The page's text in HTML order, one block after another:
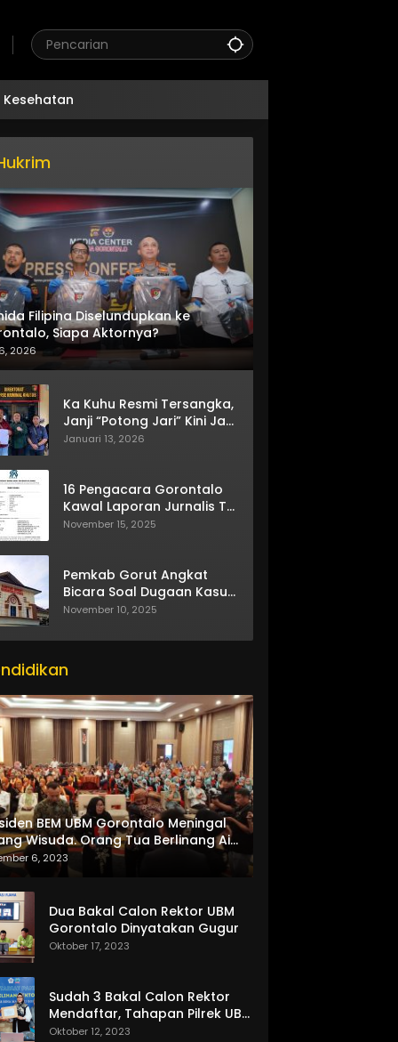
Kesehatan
Filipina Diselundupkan ke
Siapa Aktornya?
2026
Ka Kuhu Resmi Tersangka,
Janji “Potong Jari” Kini Jadi
Bumerang
Januari 13, 2026
16 Pengacara Gorontalo
Kawal Laporan Jurnalis TV
One
November 15, 2025
Pemkab Gorut Angkat
Bicara Soal Dugaan Kasus
Asusila Oknum ASN
November 10, 2025
BEM UBM Gorontalo Meningal
Wisuda. Orang Tua Berlinang Air
Menerima SKL dan Pemasangan
6, 2023
Dua Bakal Calon Rektor UBM
Gorontalo Dinyatakan Gugur
Oktober 17, 2023
Sudah 3 Bakal Calon Rektor
Mendaftar, Tahapan Pilrek UBM
Gorontalo Makin Seru
Oktober 12, 2023